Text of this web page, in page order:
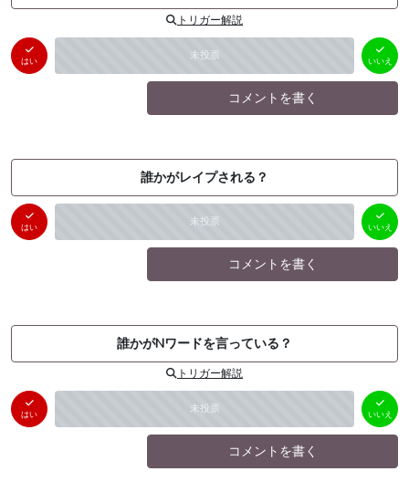
トリガー解説
はい 未投票
いいえ
（ 0件）
いいえ
コメントを書く
誰かがレイプされる？
はい 未投票
いいえ
（ 0件）
いいえ
コメントを書く
誰かがNワードを言っている？
トリガー解説
はい 未投票
いいえ
（ 0件）
いいえ
コメントを書く